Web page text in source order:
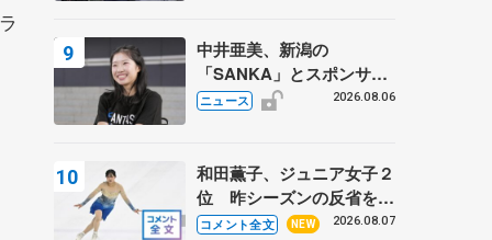
部科学省スポーツ表彰
式】
中井亜美、新潟の
「SANKA」とスポンサー
契約 「全力で応援」とコ
ニュース 2026.08.06
和田薫子、ジュニア女子２
位 昨シーズンの反省を胸
に【みなとアクルス杯フリ
コメント全文 NEW 2026.08.07